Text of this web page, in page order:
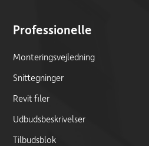
Professionelle
Monteringsvejledning
Snittegninger
Revit filer
Udbudsbeskrivelser
Tilbudsblok